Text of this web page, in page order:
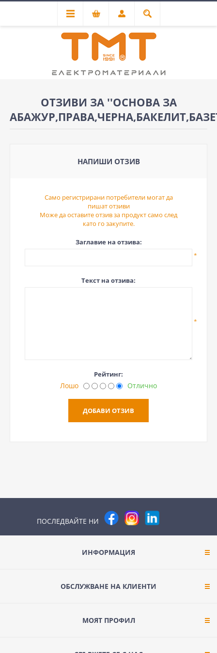
ОТЗИВИ ЗА
ОСНОВА ЗА
НАПИШИ ОТЗИВ
Само регистрирани потребители могат да
пишат отзиви
Може да оставите отзив за продукт само след
като го закупите.
Заглавие на отзива:
*
Текст на отзива:
*
Рейтинг:
Лошо Отлично
ПОСЛЕДВАЙТЕ НИ
ИНФОРМАЦИЯ
ОБСЛУЖВАНЕ НА КЛИЕНТИ
МОЯТ ПРОФИЛ